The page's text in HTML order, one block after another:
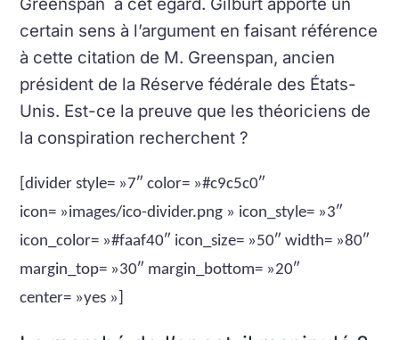
Greenspan à cet égard. Gilburt apporte un
certain sens à l’argument en faisant référence
à cette citation de M. Greenspan, ancien
président de la Réserve fédérale des États-
Unis. Est-ce la preuve que les théoriciens de
la conspiration recherchent ?
[divider style= »7″ color= »#c9c5c0″
icon= »images/ico-divider.png » icon_style= »3″
icon_color= »#faaf40″ icon_size= »50″ width= »80″
margin_top= »30″ margin_bottom= »20″
center= »yes »]